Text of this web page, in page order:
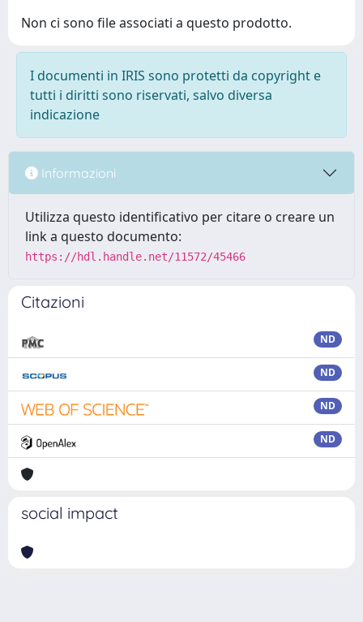
Non ci sono file associati a questo prodotto.
I documenti in IRIS sono protetti da copyright e
tutti i diritti sono riservati, salvo diversa
indicazione
Informazioni
Utilizza questo identificativo per citare o creare un
link a questo documento:
https://hdl.handle.net/11572/45466
Citazioni
ND
ND
ND
ND
social impact